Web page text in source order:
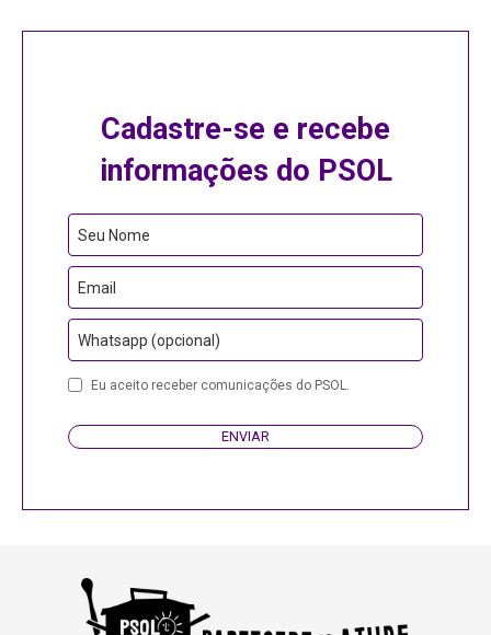
Cadastre-se e recebe
informações do PSOL
Seu Nome
Email
Whatsapp (opcional)
Business
Eu aceito receber comunicações do PSOL.
ENVIAR